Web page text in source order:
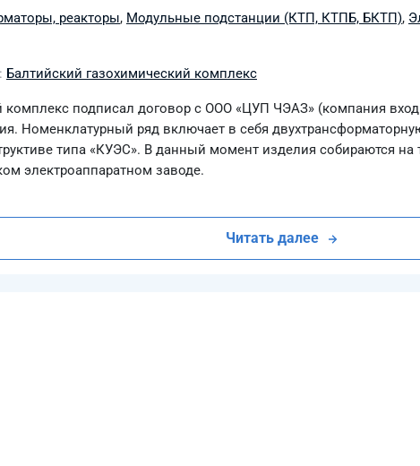
реакторы, Модульные подстанции (КТП, КТПБ, БКТП),
Балтийский газохимический комплекс
комплекс подписал договор с ООО «ЦУП ЧЭАЗ» (компания
Номенклатурный ряд включает в себя
типа «КУЭС». В данный момент изделия собираются на
электроаппаратном заводе.
Читать далее